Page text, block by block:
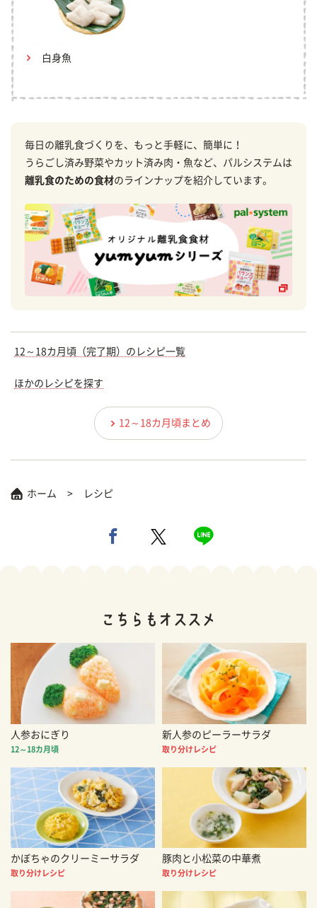
白身魚
毎日の離乳食づくりを、もっと手軽に、簡単に！
うらごし済み野菜やカット済み肉・魚など、パルシステムは
離乳食のための食材のラインナップを紹介しています。
12～18カ月頃（完了期）のレシピ一覧
ほかのレシピを探す
12～18カ月頃まとめ
ホーム レシピ
人参おにぎり
12～18カ月頃
新人参のピーラーサラダ
取り分けレシピ
かぼちゃのクリーミーサラダ
取り分けレシピ
豚肉と小松菜の中華煮
取り分けレシピ